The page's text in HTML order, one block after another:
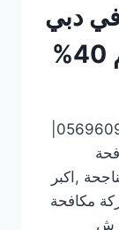
دبي
,اكبر
مكافحة
رش